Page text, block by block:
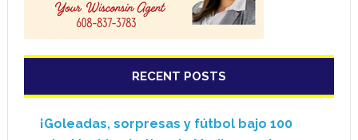
RECENT POSTS
¡Goleadas, sorpresas y fútbol bajo 100